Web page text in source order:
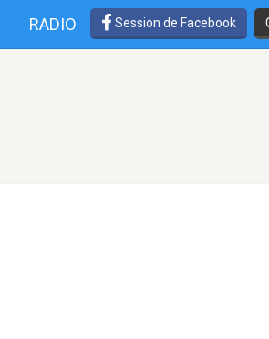
RADIO Session de Facebook